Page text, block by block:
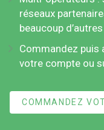
réseaux
beaucoup
Commandez puis
votre compte ou
COMMANDEZ